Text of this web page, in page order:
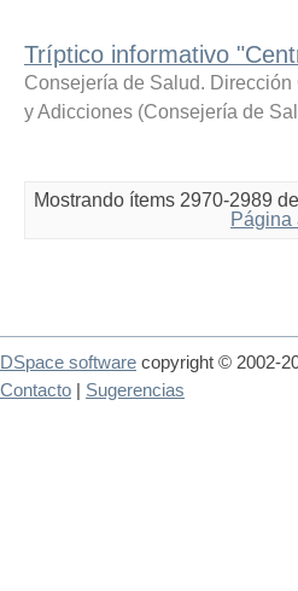
Tríptico informativo
Consejería de Salud.
y Adicciones (Consejería de
Mostrando ítems 2970-2989
Página
DSpace software copyright © 2002-
Contacto Sugerencias